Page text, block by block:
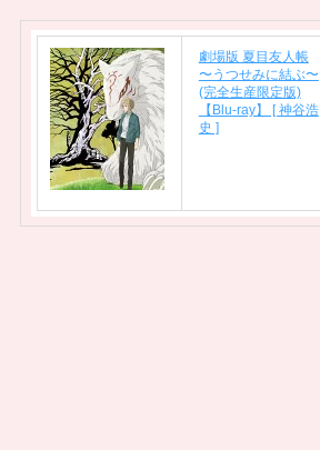
劇場版 夏目友人帳
〜うつせみに結ぶ〜
(完全生産限定版)
【Blu-ray】 [ 神谷浩
史 ]